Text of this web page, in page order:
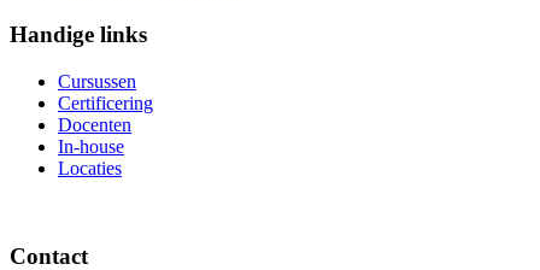
Handige links
Cursussen
Certificering
Docenten
In-house
Locaties
Contact